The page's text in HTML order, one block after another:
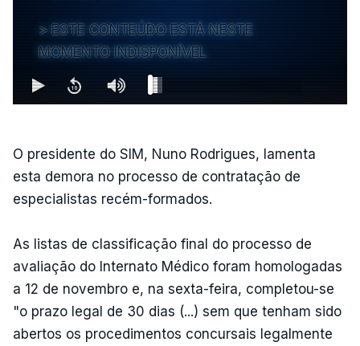
ESTE CONTEÚDO ESTÁ NESTE
MOMENTO INDISPONÍVEL
O presidente do SIM, Nuno Rodrigues, lamenta
esta demora no processo de contratação de
especialistas recém-formados.
As listas de classificação final do processo de
avaliação do Internato Médico foram homologadas
a 12 de novembro e, na sexta-feira, completou-se
"o prazo legal de 30 dias (...) sem que tenham sido
abertos os procedimentos concursais legalmente